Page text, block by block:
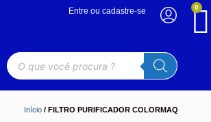
0
Entre ou cadastre-se
Início / FILTRO PURIFICADOR COLORMAQ